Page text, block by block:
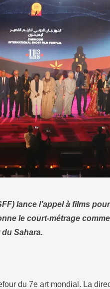
lance l’appel à films
le court-métrage
Sahara.
du 7e art mondial. La